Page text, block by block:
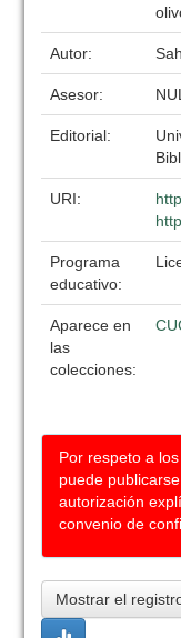
Autor:
Asesor:
Editorial:
URI:
Programa
educativo:
Aparece en
las
colecciones:
Por respeto a
puede
autorización
convenio de
Mostrar el